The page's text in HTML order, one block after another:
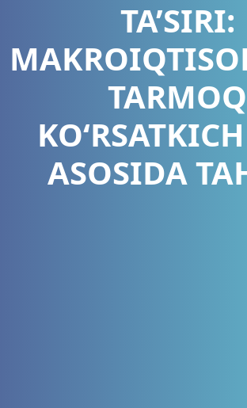
TA’SIRI:
TARMOQ
ASOSIDA